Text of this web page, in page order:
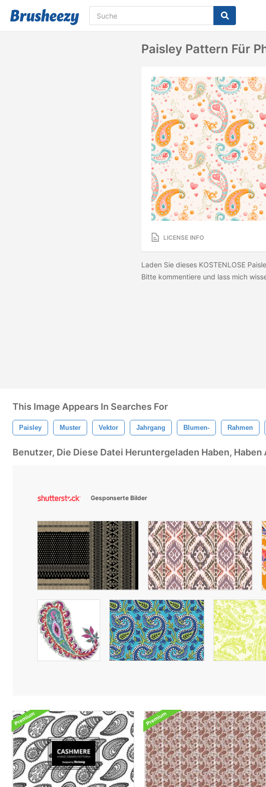
Paisley Pattern Für
LICENSE INFO
Laden Sie dieses KOSTENLOSE
Bitte kommentiere und lass mich
This Image Appears In Searches For
Paisley Muster Vektor Jahrgang Blumen- Rahmen
Benutzer, Die Diese Datei Heruntergeladen Haben,
Gesponserte Bilder